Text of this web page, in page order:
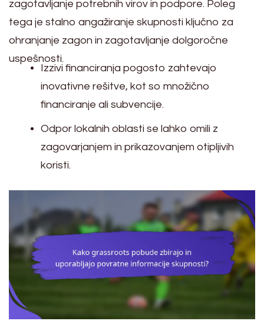
zagotavljanje potrebnih virov in podpore. Poleg
tega je stalno angažiranje skupnosti ključno za
ohranjanje zagon in zagotavljanje dolgoročne
uspešnosti.
Izzivi financiranja pogosto zahtevajo
inovativne rešitve, kot so množično
financiranje ali subvencije.
Odpor lokalnih oblasti se lahko omili z
zagovarjanjem in prikazovanjem otipljivih
koristi.